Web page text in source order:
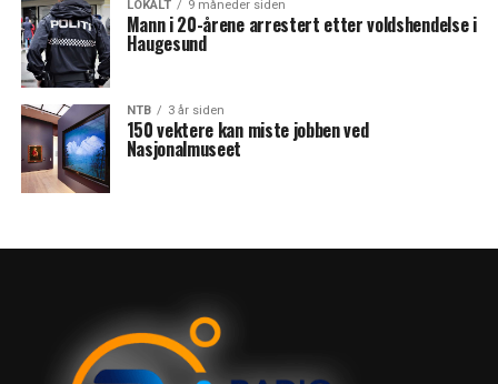
LOKALT 9 måneder siden
Mann i 20-årene arrestert etter voldshendelse i
Haugesund
NTB 3 år siden
150 vektere kan miste jobben ved
Nasjonalmuseet